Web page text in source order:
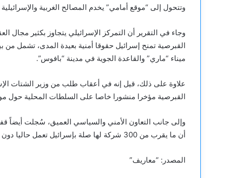
وتتحول إلى “موقع أمامي” يخدم المصالح الغربية
وجاء في التقرير أن التمركز الإسرائيلي يتجاوز بكثير مجال
القبرصية تمنح إسرائيل حقوقا أمنية بعيدة المدى، تشمل من
ميناء “ماري” والقاعدة الجوية في مدينة “بافوس”.
علاوة على ذلك، قيل إنه في أعقاب طلب من وزير الشتات
القبرصية مؤخرا منشورا خاصا على السلطات المحلية حول
وإلى جانب التعاون الأمني والسياسي العميق، سُجلت أيضاً
أن ما يقرب من 300 شركة لها صلة بإسرائيل تعمل حاليا دون عوائق في الجزء الجنوبي من الجزيرة.
المصدر: “معاريف”